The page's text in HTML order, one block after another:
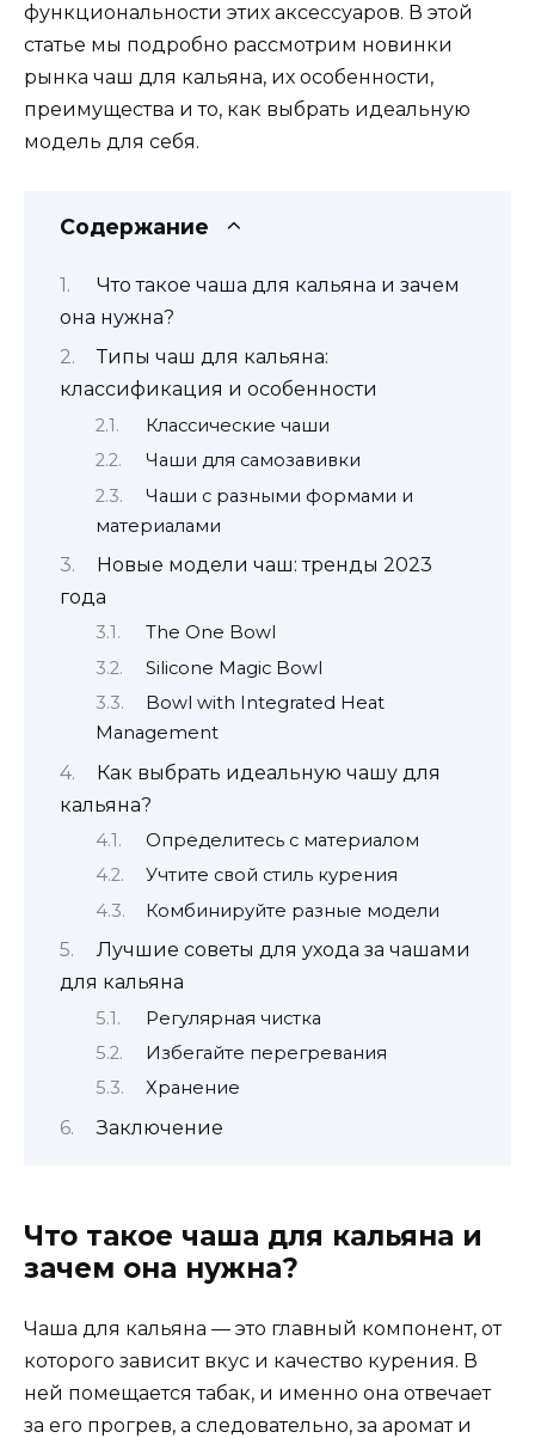
функциональности этих аксессуаров. В этой
статье мы подробно рассмотрим новинки
рынка чаш для кальяна, их особенности,
преимущества и то, как выбрать идеальную
модель для себя.
Содержание
Что такое чаша для кальяна и зачем
она нужна?
Типы чаш для кальяна:
классификация и особенности
Классические чаши
Чаши для самозавивки
Чаши с разными формами и
материалами
Новые модели чаш: тренды 2023
года
The One Bowl
Silicone Magic Bowl
Bowl with Integrated Heat
Management
Как выбрать идеальную чашу для
кальяна?
Определитесь с материалом
Учтите свой стиль курения
Комбинируйте разные модели
Лучшие советы для ухода за чашами
для кальяна
Регулярная чистка
Избегайте перегревания
Хранение
Заключение
Что такое чаша для кальяна и
зачем она нужна?
Чаша для кальяна — это главный компонент, от
которого зависит вкус и качество курения. В
ней помещается табак, и именно она отвечает
за его прогрев, а следовательно, за аромат и